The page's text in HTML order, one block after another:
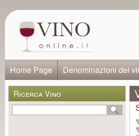
Home Page Denominazioni dei
Ricerca Vino